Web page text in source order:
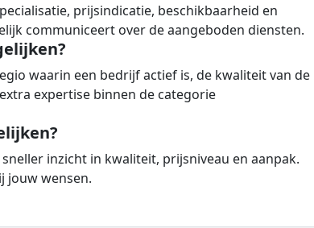
prijsindicatie, beschikbaarheid en
communiceert over de aangeboden diensten.
waarin een bedrijf actief is, de kwaliteit van de
expertise binnen de categorie
inzicht in kwaliteit, prijsniveau en aanpak.
jouw wensen.